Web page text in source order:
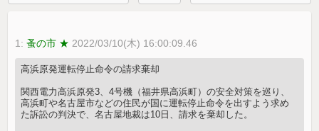
1:蚤の市 ★ 2022/03/10(木) 16:00:09.46
高浜原発運転停止命令の請求棄却
関西電力高浜原発3、4号機（福井県高浜町）の安全対策を巡り、
高浜町や名古屋市などの住民が国に運転停止命令を出すよう求め
た訴訟の判決で、名古屋地裁は10日、請求を棄却した。